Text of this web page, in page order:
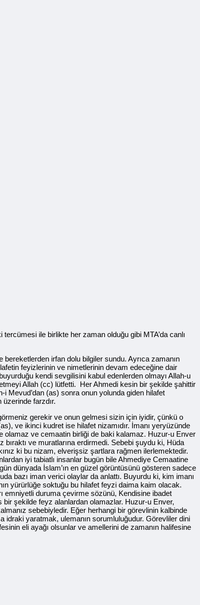
ile birlikte her zaman olduğu gibi MTA’da canlı
irfan dolu bilgiler sundu. Ayrıca zamanın
feyizlerinin ve nimetlerinin devam edeceğine dair
kendi sevgilisini kabul edenlerden olmayı Allah-u
Allah (cc) lütfetti. Her Ahmedi kesin bir şekilde şahittir
Mevud’dan (as) sonra onun yolunda giden hilafet
farzdır.
gerekir ve onun gelmesi sizin için iyidir, çünkü o
ve ikinci kudret ise hilafet nizamıdır. İmanı yeryüzünde
olamaz ve cemaatin birliği de baki kalamaz. Huzur-u Enver
ve muratlarına erdirmedi. Sebebi şuydu ki, Hüda
ki bu nizam, elverişsiz şartlara rağmen ilerlemektedir.
iyi tabiatlı insanlar bugün bile Ahmediye Cemaatine
dünyada İslam’ın en güzel görüntüsünü gösteren sadece
bazı iman verici olaylar da anlattı. Buyurdu ki, kim imanı
yürürlüğe soktuğu bu hilafet feyzi daima kaim olacak.
emniyetli duruma çevirme sözünü, Kendisine ibadet
şekilde feyz alanlardan olamazlar. Huzur-u Enver,
sebebiyledir. Eğer herhangi bir görevlinin kalbinde
idraki yaratmak, ulemanın sorumluluğudur. Görevliler dini
eli ayağı olsunlar ve amellerini de zamanın halifesine